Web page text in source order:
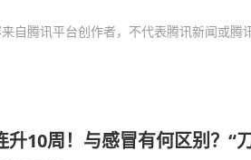
自腾讯平台创作者，不代表腾讯新闻或腾
升10周！与感冒有何区别？“